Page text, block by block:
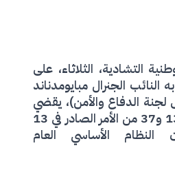
التشادية، الثلاثاء، على
الجنرال مبايومدناند
لجنة الدفاع والأمن)، يقضي
بتعديل المواد 10 و13 و37 من الأمر الصادر في 13
بشأن النظام الأساسي العام